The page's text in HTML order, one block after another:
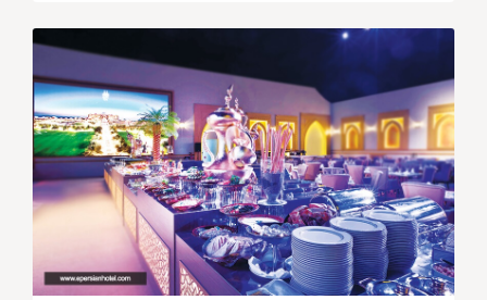
گردشگران و شهروندان به سمت خود شده که البتّه سابقه
آن، نقش به سزایی در این امر داشته است. رستوران ذکر
شده در محله سلطان احمد قرار گرفته که توریستی ترین
نقطه استانبول به شمار می رود.
این رستوران استانبول توسط سرآشپز زبده آن، آقای
صاباحاتین اداره می شود که اکنون با پسران خود در این
رستوران مشغول فعّالیت می باشد. اگر به دنبال لذیذ ترین
ماهی کبابی یا صدف های خوشمزه و مقوّی هستید،